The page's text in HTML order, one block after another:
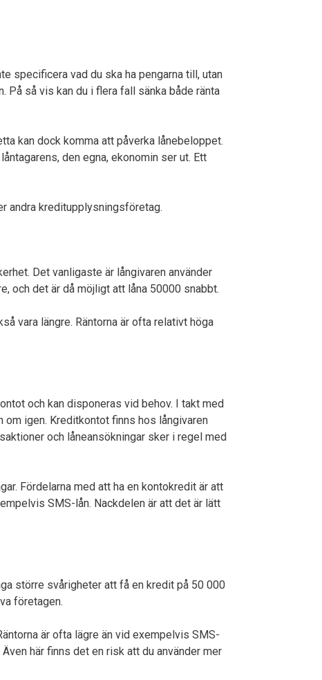
specificera vad du ska ha pengarna till, utan
så vis kan du i flera fall sänka både ränta
kan dock komma att påverka lånebeloppet.
den egna, ekonomin ser ut. Ett
andra kreditupplysningsföretag.
Det vanligaste är långivaren använder
och det är då möjligt att låna 50000 snabbt.
vara längre. Räntorna är ofta relativt höga
och kan disponeras vid behov. I takt med
igen. Kreditkontot finns hos långivaren
och låneansökningar sker i regel med
Fördelarna med att ha en kontokredit är att
SMS-lån. Nackdelen är att det är lätt
större svårigheter att få en kredit på 50 000
företagen.
är ofta lägre än vid exempelvis SMS-
här finns det en risk att du använder mer